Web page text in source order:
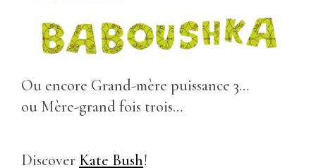
Ou encore Grand-mère puissance 3…
ou Mère-grand fois trois…
Discover Kate Bush!